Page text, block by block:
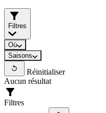
Filtres
Où
Saisons
Réinitialiser
Aucun résultat
Filtres